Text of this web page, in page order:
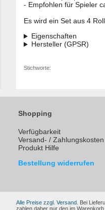
- Empfohlen für Spieler
Es wird ein Set aus 4
Eigenschaften
Hersteller (GPSR)
Stichworte:
Shopping
Verfügbarkeit
Versand- / Zahlungskosten
Produkt Hilfe
Bestellung widerrufen
Alle Preise zzgl. Versand. Bei
zahlen daher nur den im